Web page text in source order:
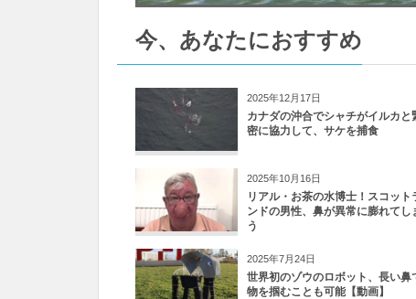
今、あなたにおすすめ
2025年12月17日
カナダの沖合でシャチがイルカと
密に協力して、サケを捕食
2025年10月16日
リアル・お茶の水博士！スコット
ンドの男性、鼻が異常に膨れてし
う
2025年7月24日
世界初のゾウのロボット、長い鼻
物を掴むことも可能【動画】